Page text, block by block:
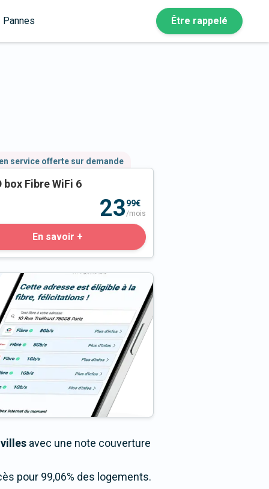
Pannes Être rappelé
service offerte sur demande
box Fibre WiFi 6
2399€
/mois
En savoir +
avec une note couverture
pour 99,06% des logements.